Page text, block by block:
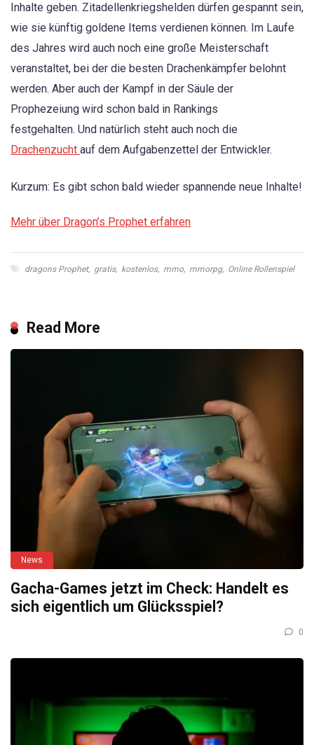
Inhalte geben. Zitadellenkriegshelden dürfen gespannt sein,
wie sie künftig goldene Items verdienen können. Im Laufe
des Jahres wird auch noch eine große Meisterschaft
veranstaltet, bei der die besten Drachenkämpfer belohnt
werden. Aber auch der Kampf in der Säule der
Prophezeiung wird schon bald in Rankings
festgehalten. Und natürlich steht auch noch die
Drachenzucht auf dem Aufgabenzettel der Entwickler.
Kurzum: Es gibt schon bald wieder spannende neue Inhalte!
Mehr über Dragon’s Prophet erfahren
dragons Prophet, gratis, kostenlos, mmo, mmorpg, Online Rollenspiel
Read More
News
Gacha-Games jetzt im Check: Handelt es
sich eigentlich um Glücksspiel?
0